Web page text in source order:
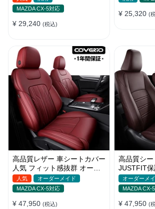
MAZDA CX-5対応
¥ 29,240 (税込)
¥ 25,320 (
高品質レザー 車シートカバー
人気 フィット感抜群 オーダ
ーメイド おしゃれ 全席セッ
ト
人気
オーダーメイド
MAZDA CX-5対応
¥ 47,950 (税込)
高品質シ
JUSTFIT保
ド 12色レ
車 SUV
オーダーメ
MAZDA CX-
¥ 47,950 (